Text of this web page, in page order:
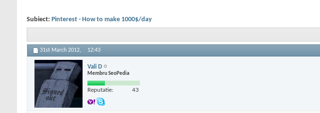
Subiect: Pinterest - How to make 1000$/day
31st March 2012, 12:43
Vali D
Membru SeoPedia
Reputatie: 43